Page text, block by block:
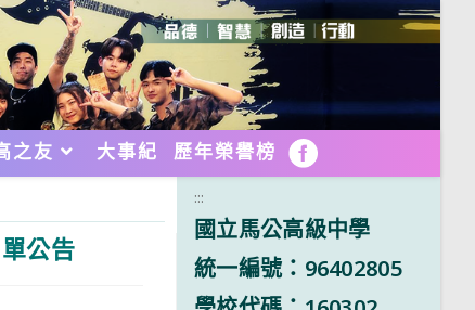
之友 大事紀 歷年榮譽榜 FB
公告
:::
國立馬公高級中學
統一編號：96402805